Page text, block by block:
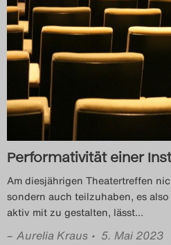
Performativität einer
Am diesjährigen Theatertreffen
sondern auch teilzuhaben, es
aktiv mit zu gestalten, lässt…
– Aurelia Kraus • 5. Mai 2023